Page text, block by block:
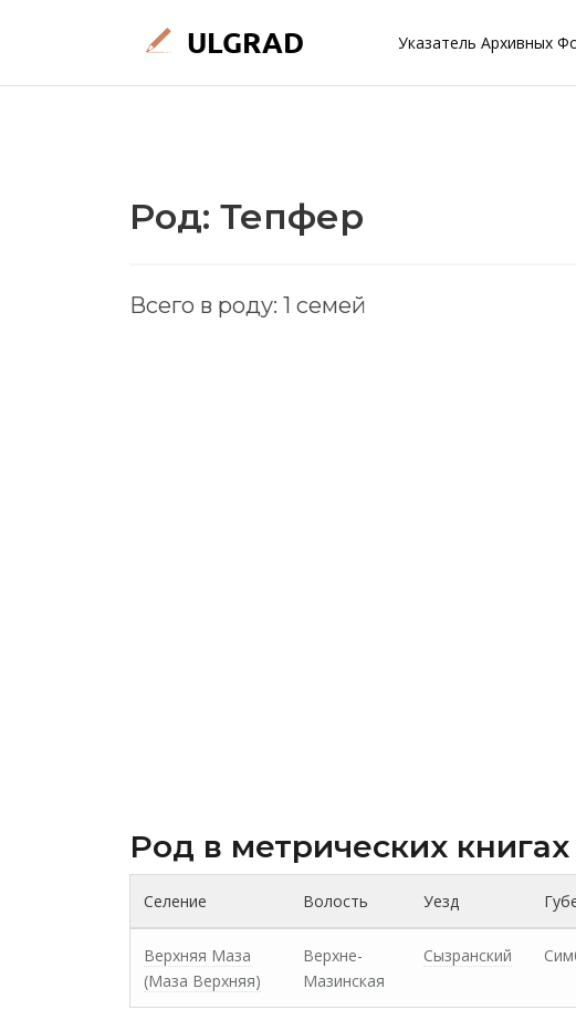
Указатель Архивных
Род: Тепфер
Всего в роду: 1 семей
Род в метрических книгах
Селение Волость Уезд
Верхняя Маза
(Маза Верхняя)
Верхне-
Мазинская
Сызранский